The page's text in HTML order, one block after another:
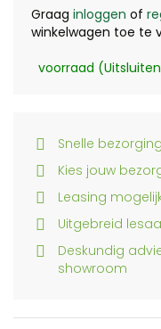
Graag inloggen of
winkelwagen toe te
voorraad
Snelle
Kies jouw
Leasing
Uitgebreid
Deskundig
showroom